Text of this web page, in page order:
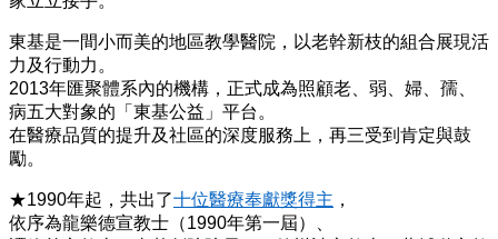
東基是一間小而美的地區教學醫院，以老幹新枝的組合展現活
力及行動力。
2013年匯聚體系內的機構，正式成為照顧老、弱、婦、孺、
病五大對象的「東基公益」平台。
在醫療品質的提升及社區的深度服務上，再三受到肯定與鼓
勵。
★1990年起，共出了十位醫療奉獻獎得主 ，
依序為龍樂德宣教士（1990年第一屆）、